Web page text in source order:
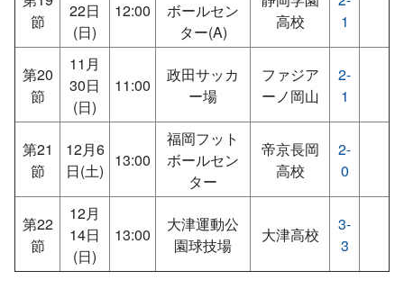
節
22日
(日)
12:00
ボールセン
ター(A)
高校
1
第20
節
11月
30日
(日)
11:00
政田サッカ
ー場
ファジア
ーノ岡山
2-
1
第21
節
12月6
日(土) 13:00
福岡フット
ボールセン
ター
帝京長岡
高校
2-
0
第22
節
12月
14日
(日)
13:00
大津運動公
園球技場
大津高校
3-
3